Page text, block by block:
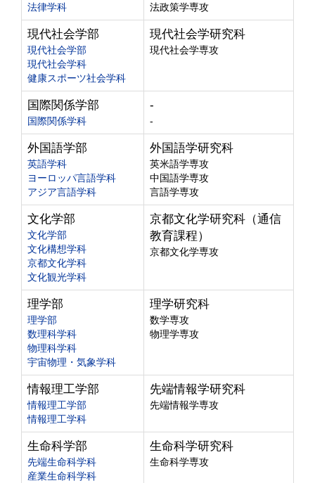
法律学科
法政策学専攻
現代社会学部
現代社会学部
現代社会学科
健康スポーツ社会学科
現代社会学研究科
現代社会学専攻
国際関係学部
国際関係学科
-
-
外国語学部
英語学科
ヨーロッパ言語学科
アジア言語学科
外国語学研究科
英米語学専攻
中国語学専攻
言語学専攻
文化学部
文化学部
文化構想学科
京都文化学科
文化観光学科
京都文化学研究科（通信
教育課程）
京都文化学専攻
理学部
理学部
数理科学科
物理科学科
宇宙物理・気象学科
理学研究科
数学専攻
物理学専攻
情報理工学部
情報理工学部
情報理工学科
先端情報学研究科
先端情報学専攻
生命科学部
先端生命科学科
産業生命科学科
生命科学研究科
生命科学専攻